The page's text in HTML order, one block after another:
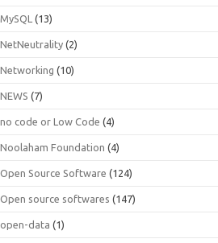
MySQL (13)
NetNeutrality (2)
Networking (10)
NEWS (7)
no code or Low Code (4)
Noolaham Foundation (4)
Open Source Software (124)
Open source softwares (147)
open-data (1)